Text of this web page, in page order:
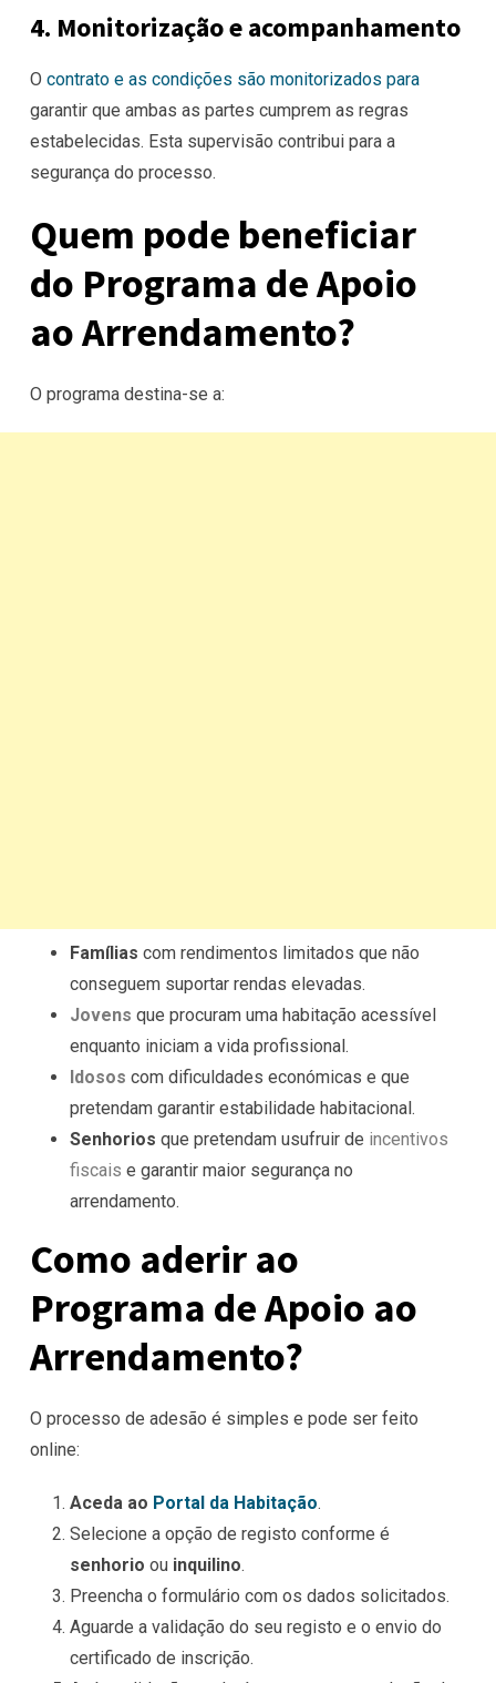
4. Monitorização e acompanhamento
O contrato e as condições são monitorizados para
garantir que ambas as partes cumprem as regras
estabelecidas. Esta supervisão contribui para a
segurança do processo.
Quem pode beneficiar
do Programa de Apoio
ao Arrendamento?
O programa destina-se a:
Famílias com rendimentos limitados que não
conseguem suportar rendas elevadas.
Jovens que procuram uma habitação acessível
enquanto iniciam a vida profissional.
Idosos com dificuldades económicas e que
pretendam garantir estabilidade habitacional.
Senhorios que pretendam usufruir de incentivos
fiscais e garantir maior segurança no
arrendamento.
Como aderir ao
Programa de Apoio ao
Arrendamento?
O processo de adesão é simples e pode ser feito
online:
Aceda ao Portal da Habitação.
Selecione a opção de registo conforme é
senhorio ou inquilino.
Preencha o formulário com os dados solicitados.
Aguarde a validação do seu registo e o envio do
certificado de inscrição.